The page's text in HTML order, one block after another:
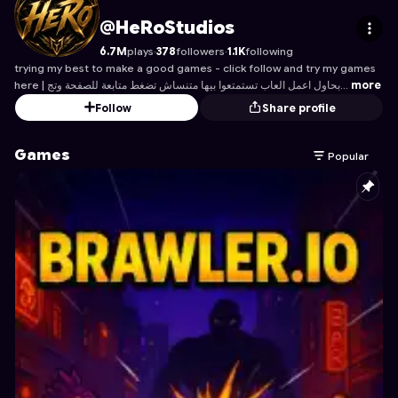
HeRoStudios's Profile on Astrocade
@HeRoStudios
6.7Mplays·378followers·1.1Kfollowing
trying my best to make a good games - click follow and try my games
here | بحاول اعمل العاب تستمتعوا بيها متنساش تضغط متابعة للصفحة وتج… more
Follow
Share profile
Games Popular